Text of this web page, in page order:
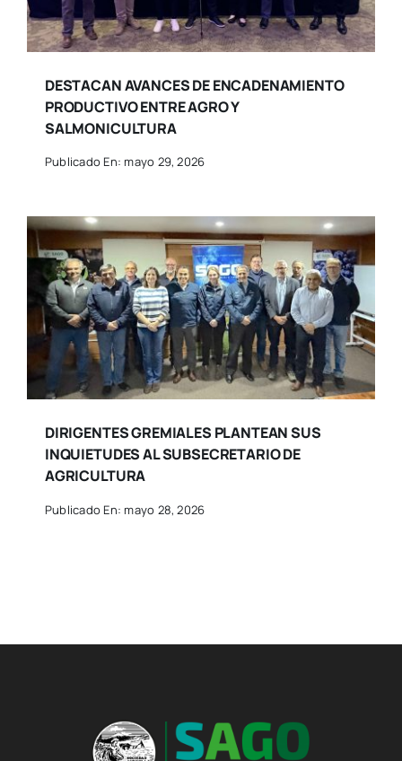
DESTACAN AVANCES DE ENCADENAMIENTO
PRODUCTIVO ENTRE AGRO Y
SALMONICULTURA
Publicado En: mayo 29, 2026
DIRIGENTES GREMIALES PLANTEAN SUS
INQUIETUDES AL SUBSECRETARIO DE
AGRICULTURA
Publicado En: mayo 28, 2026